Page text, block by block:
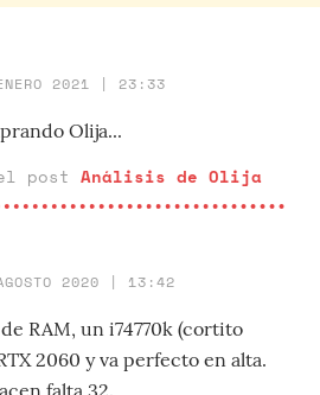
2021 | 23:33
Olija...
post Análisis de Olija
2020 | 13:42
RAM, un i74770k (cortito
2060 y va perfecto en alta.
falta 32.